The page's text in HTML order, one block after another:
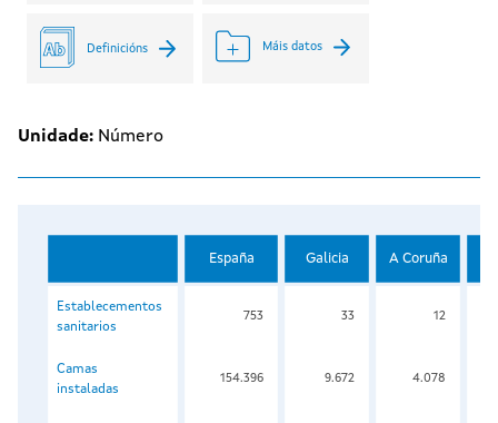
Definicións Máis datos
Unidade: Número
España Galicia A Coruña
Establecementos
sanitarios
753 33 12
Camas
instaladas
154.396 9.672 4.078